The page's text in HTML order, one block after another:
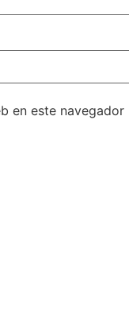
en este